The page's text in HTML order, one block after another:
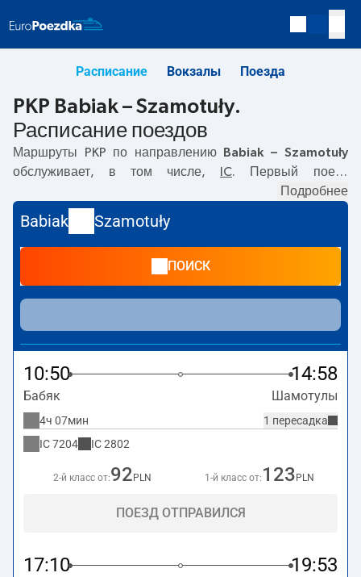
Расписание Вокзалы Поезда
PKP Babiak – Szamotuły.
Расписание поездов
Маршруты PKP по направлению
Babiak – Szamotuły
обслуживает, в том числе,
IC. Первый поезд
Babiak–Szamotułyтакже курсируют другие поезда:
предлагают более низкую цену билета и, как правило,
более долгое время в пути. Поезд заканчивает маршрут
на станции Szamotuły.
Подробнее
Babiak Szamotuły
ПОИСК
10:50 14:58
Бабяк Шамотулы
1 пересадка
4ч 07мин
IC7204 IC2802
2-й класс от:92 PLN 1-й класс от: 123 PLN
ПОЕЗД ОТПРАВИЛСЯ
17:10 19:53